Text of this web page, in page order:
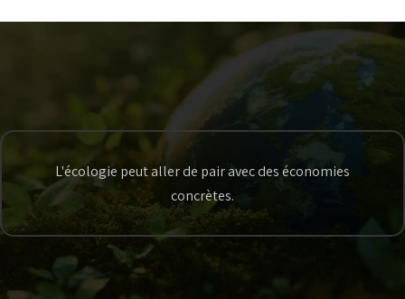
L'écologie peut aller de pair avec des économies
concrètes.